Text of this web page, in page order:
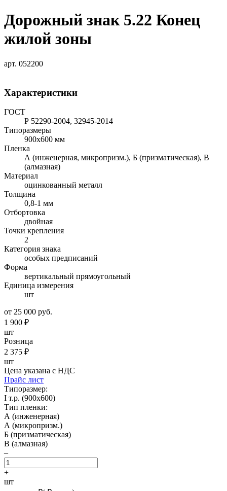
Дорожный знак 5.22 Конец
жилой зоны
арт. 052200
Характеристики
ГОСТ
Р 52290-2004, 32945-2014
Типоразмеры
900х600 мм
Пленка
А (инженерная, микропризм.), Б (призматическая), В
(алмазная)
Материал
оцинкованный металл
Толщина
0,8-1 мм
Отбортовка
двойная
Точки крепления
2
Категория знака
особых предписаний
Форма
вертикальный прямоугольный
Единица измерения
шт
от 25 000 руб.
1 900 ₽
шт
Розница
2 375 ₽
шт
Цена указана с НДС
Прайс лист
Типоразмер:
I т.р. (900х600)
Тип пленки:
А (инженерная)
А (микропризм.)
Б (призматическая)
В (алмазная)
–
+
шт